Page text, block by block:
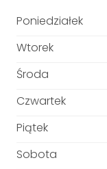
Poniedziałek
Wtorek
Środa
Czwartek
Piątek
Sobota